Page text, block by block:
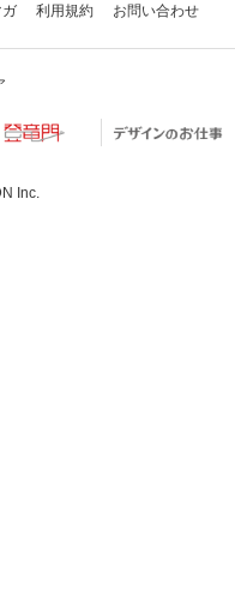
ガ 利用規約 お問い合わせ
Inc.